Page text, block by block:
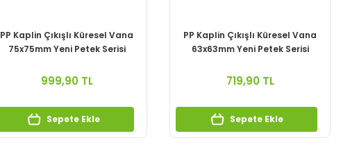
PP Kaplin Çıkışlı Küresel Vana
75x75mm Yeni Petek Serisi
999,90 TL
Sepete Ekle
PP Kaplin Çıkışlı Küresel Vana
63x63mm Yeni Petek Serisi
719,90 TL
Sepete Ekle